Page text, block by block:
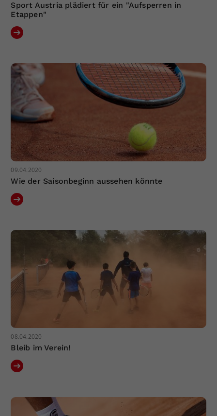
Sport Austria plädiert für ein "Aufsperren in
Etappen"
09.04.2020
Wie der Saisonbeginn aussehen könnte
08.04.2020
Bleib im Verein!